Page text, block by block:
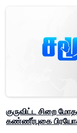
குருவிட்ட சிறை
கண்ணீர்புகை